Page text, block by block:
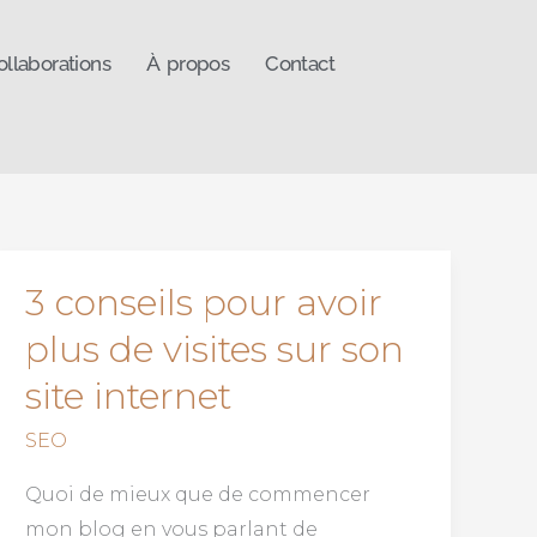
À propos Contact
3 conseils pour avoir
plus de visites sur son
site internet
SEO
Quoi de mieux que de commencer
mon blog en vous parlant de
3
pour
avoir
plus
visites